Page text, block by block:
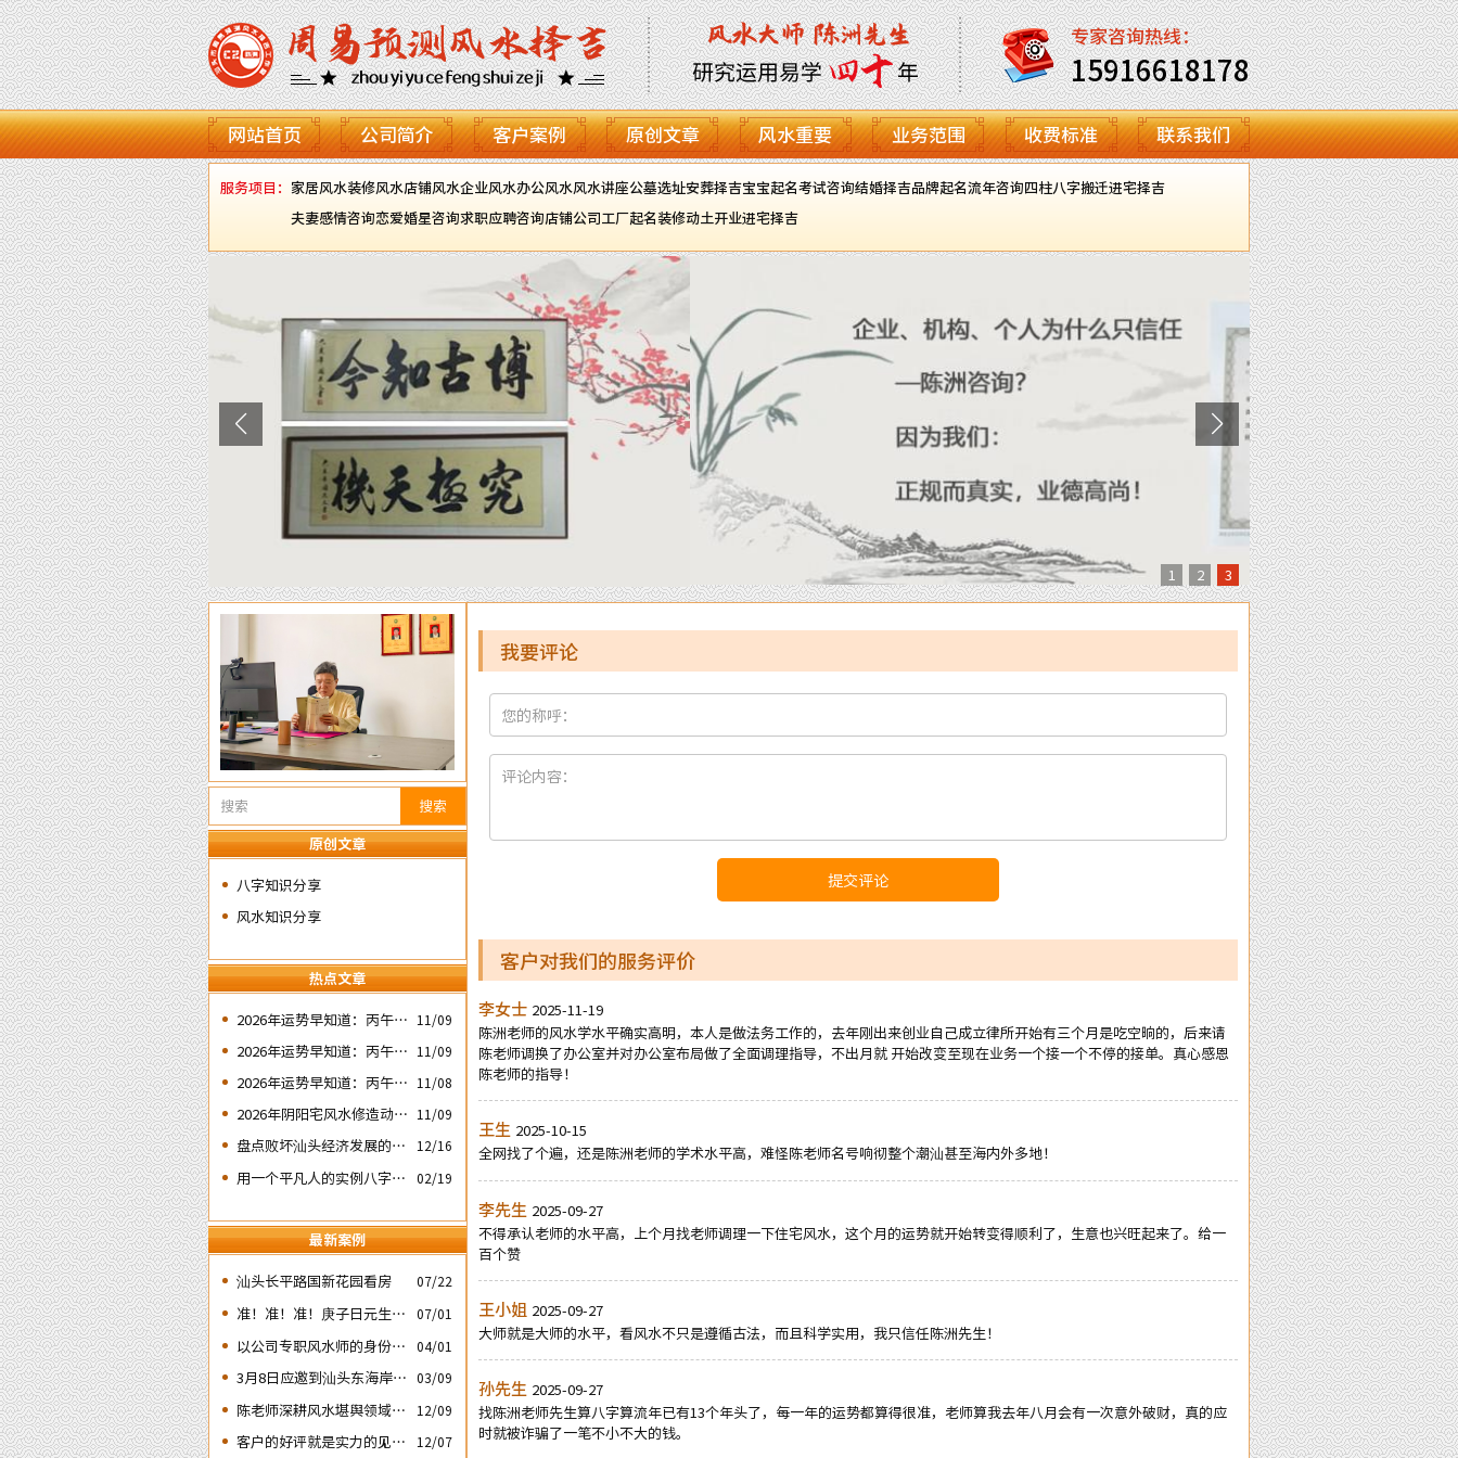
专家咨询热线：
15916618178
网站首页 公司简介 客户案例 原创文章 风水重要 业务范围 收费标准 联系我们
服务项目： 家居风水装修风水店铺风水企业风水办公风水风水讲座公墓选址安葬择吉宝宝起名考试咨询结婚择吉品牌起名流年咨询四柱八字搬迁进宅择吉
夫妻感情咨询恋爱婚星咨询求职应聘咨询店铺公司工厂起名装修动土开业进宅择吉
1 2 3
搜索
原创文章
八字知识分享
风水知识分享
热点文章
2026年运势早知道：丙午年
二‘壬子’ 日
11/09
2026年运势早知道：丙午年
四‘庚子’ 日
11/09
2026年运势早知道：丙午年
运势不好的4个日期出生人
之一‘戊子’ 日
11/08
2026年阴阳宅风水修造动土 11/09
盘点败坏汕头经济发展的四
12/16
用一个平凡人的实例八字论
02/19
最新案例
汕头长平路国新花园看房
07/22
准！准！准！庚子日元生人
丙午流年的运势判断实例：
07/01
以公司专职风水师的身份应
邀出席《星橙网络科技公
司》成立5周年庆典
04/01
3月8日应邀到汕头东海岸新
城为朋友的亲戚堪舆住房风
水
03/09
陈老师深耕风水堪舆领域四
12/09
客户的好评就是实力的见
12/07
我要评论
提交评论
客户对我们的服务评价
李女士 2025-11-19
陈洲老师的风水学水平确实高明，本人是做法务工作的，去年刚出来创业自己成立律所开始有三个月是吃空晌的，后来请
陈老师调换了办公室并对办公室布局做了全面调理指导，不出月就 开始改变至现在业务一个接一个不停的接单。真心感恩
陈老师的指导！
王生 2025-10-15
全网找了个遍，还是陈洲老师的学术水平高，难怪陈老师名号响彻整个潮汕甚至海内外多地！
李先生 2025-09-27
不得承认老师的水平高，上个月找老师调理一下住宅风水，这个月的运势就开始转变得顺利了，生意也兴旺起来了。给一
百个赞
王小姐 2025-09-27
大师就是大师的水平，看风水不只是遵循古法，而且科学实用，我只信任陈洲先生！
孙先生 2025-09-27
找陈洲老师先生算八字算流年已有13个年头了，每一年的运势都算得很准，老师算我去年八月会有一次意外破财，真的应
时就被诈骗了一笔不小不大的钱。